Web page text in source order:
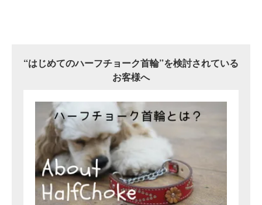
“はじめてのハーフチョーク首輪”を検討されている
お客様へ